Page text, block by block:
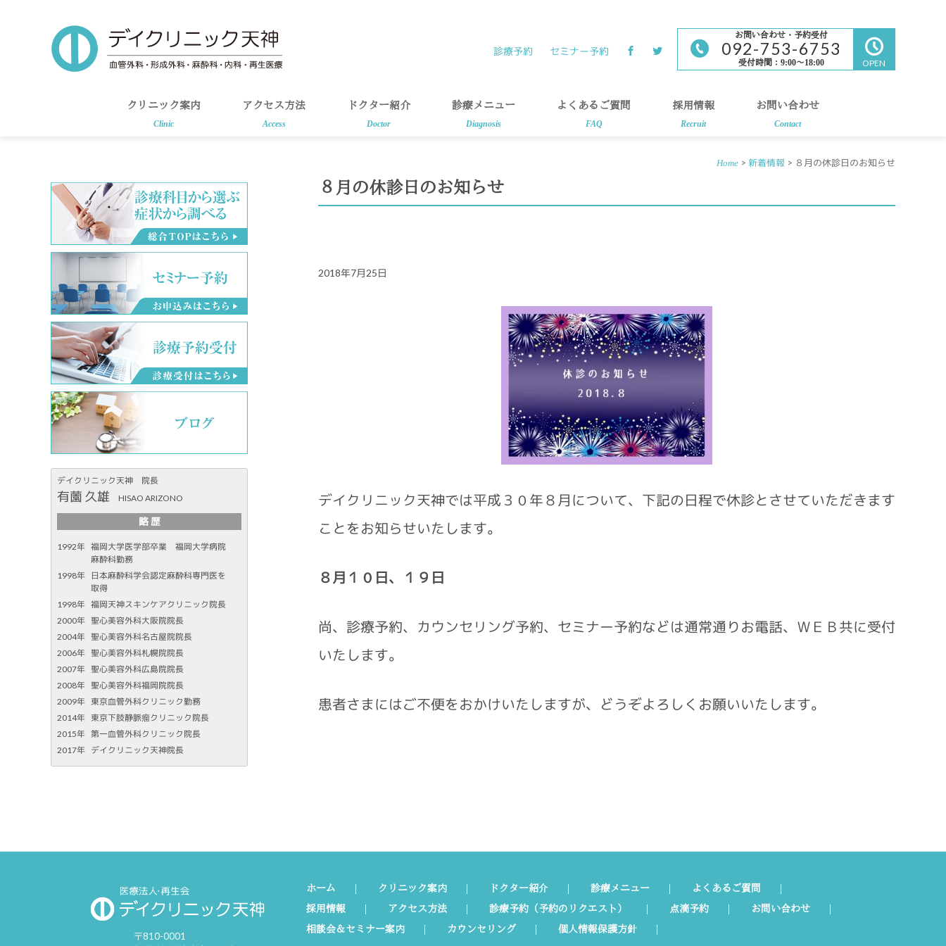
診療予約
セミナー予約
お問い合わせ・予約受付
092-753-6753
受付時間：9:00～18:00 OPEN
クリニック案内
Clinic
アクセス方法
Access
ドクター紹介
Doctor
診療メニュー
Diagnosis
よくあるご質問
FAQ
採用情報
Recruit
お問い合わせ
Contact
Home > 新着情報 > ８月の休診日のお知らせ
８月の休診日のお知らせ
2018年7月25日
デイクリニック天神では平成３０年８月について、下記の日程で休診とさせていただきます
ことをお知らせいたします。
８月１０日、１９日
尚、診療予約、カウンセリング予約、セミナー予約などは通常通りお電話、ＷＥＢ共に受付
いたします。
患者さまにはご不便をおかけいたしますが、どうぞよろしくお願いいたします。
デイクリニック天神 院長
有薗 久雄 HISAO ARIZONO
略 歴
1992年 福岡大学医学部卒業 福岡大学病院
麻酔科勤務
1998年
日本麻酔科学会認定麻酔科専門医を
取得
1998年 福岡天神スキンケアクリニック院長
2000年 聖心美容外科大阪院院長
2004年 聖心美容外科名古屋院院長
2006年 聖心美容外科札幌院院長
2007年 聖心美容外科広島院院長
2008年 聖心美容外科福岡院院長
2009年 東京血管外科クリニック勤務
2014年 東京下肢静脈瘤クリニック院長
2015年 第一血管外科クリニック院長
2017年 デイクリニック天神院長
〒810-0001
ホーム クリニック案内 ドクター紹介 診療メニュー
よくあるご質問
採用情報
アクセス方法 診療予約（予約のリクエスト） 点滴予約
お問い合わせ
相談会＆セミナー案内
カウンセリング 個人情報保護方針